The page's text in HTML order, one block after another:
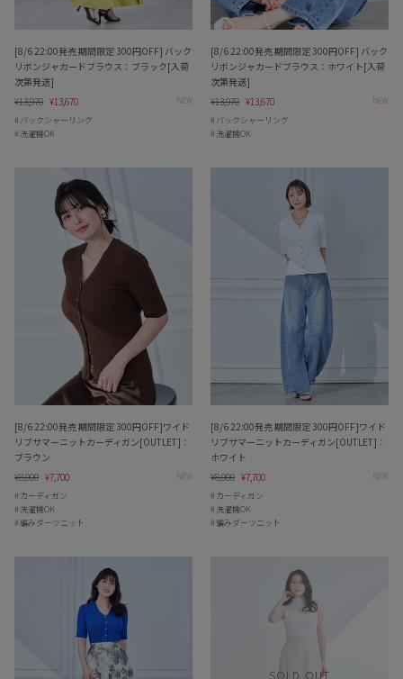
[8/6 22:00発売 期間限定 300円OFF] バック
リボンジャカードブラウス：ブラック[入荷
次第発送]
Regular
¥13,970 Sale
¥13,670 NEW
バックシャーリング
洗濯機OK
[8/6 22:00発売 期間限定 300円OFF] バック
リボンジャカードブラウス：ホワイト[入荷
次第発送]
Regular
¥13,970 Sale
¥13,670 NEW
バックシャーリング
洗濯機OK
[8/6 22:00発売 期間限定 300円OFF]ワイド
リブサマーニットカーディガン[OUTLET]：
ブラウン
Regular
¥8,000 Sale
¥7,700 NEW
カーディガン
洗濯機OK
編みダーツニット
[8/6 22:00発売 期間限定 300円OFF]ワイド
リブサマーニットカーディガン[OUTLET]：
ホワイト
Regular
¥8,000 Sale
¥7,700 NEW
カーディガン
洗濯機OK
編みダーツニット
SOLD OUT